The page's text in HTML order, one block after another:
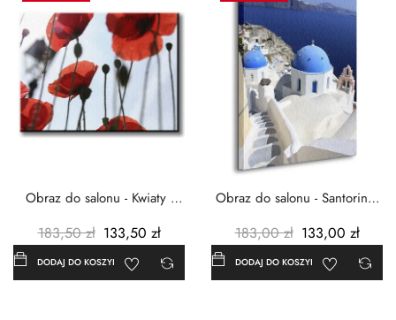
Obraz do salonu - Kwiaty -
183,50 zł 133,50 zł
DODAJ DO KOSZYKA
Obraz do salonu - Santorini -
183,00 zł 133,00 zł
DODAJ DO KOSZYKA